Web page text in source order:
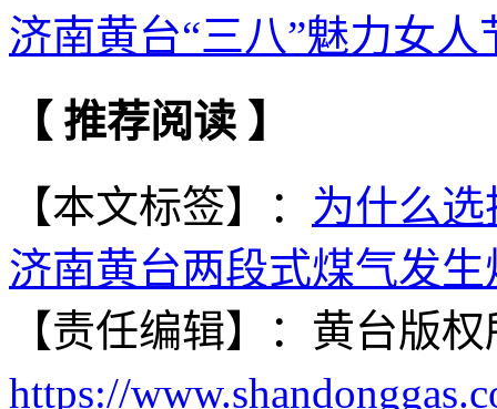
济南黄台“三八”魅力女人
【 推荐阅读 】
【本文标签】： 为什么
济南黄台两段式煤气发生
【责任编辑】： 黄台版权
https://